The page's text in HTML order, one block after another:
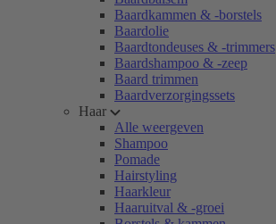
Baardkammen & -borstels
Baardolie
Baardtondeuses & -trimmers
Baardshampoo & -zeep
Baard trimmen
Baardverzorgingssets
Haar
Alle weergeven
Shampoo
Pomade
Hairstyling
Haarkleur
Haaruitval & -groei